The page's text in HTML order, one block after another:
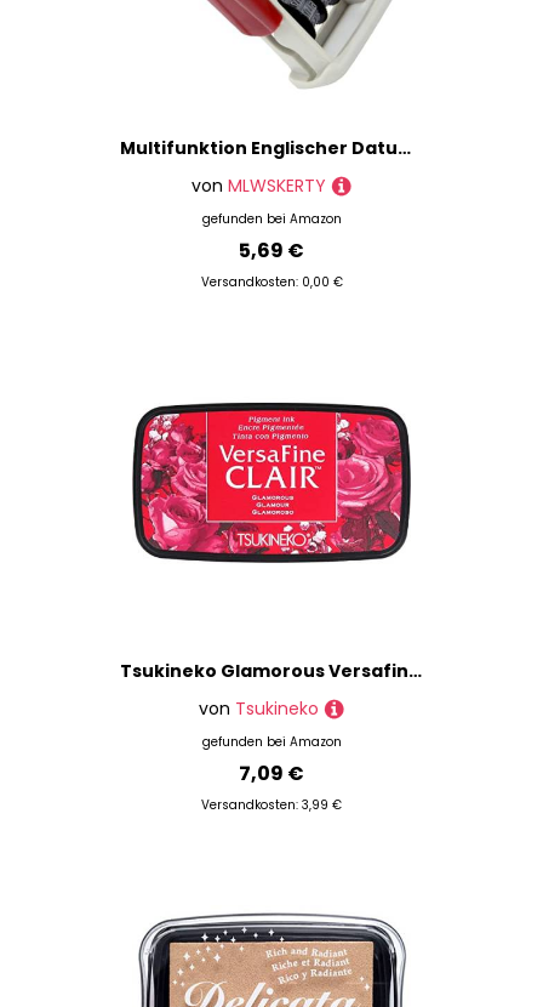
Multifunktion Englischer Datum Stempel Einstellbarer Gummi Leitung Dater Nummer Roller Office Scrapbooking Datum Stempel
von MLWSKERTY
gefunden bei Amazon
5,69 €
Versandkosten: 0,00 €
Tsukineko Glamorous Versafine Clair Stempelkissen, Synthetikmaterial, Rot, 5,6 x 9,7 x 2,3 cm, Synthetisches Matrial, 5.6 x 9.7 x 2.3 cm
von Tsukineko
gefunden bei Amazon
7,09 €
Versandkosten: 3,99 €